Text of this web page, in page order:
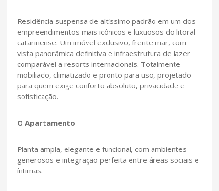
Residência suspensa de altíssimo padrão em um dos
empreendimentos mais icônicos e luxuosos do litoral
catarinense. Um imóvel exclusivo, frente mar, com
vista panorâmica definitiva e infraestrutura de lazer
comparável a resorts internacionais. Totalmente
mobiliado, climatizado e pronto para uso, projetado
para quem exige conforto absoluto, privacidade e
sofisticação.
O Apartamento
Planta ampla, elegante e funcional, com ambientes
generosos e integração perfeita entre áreas sociais e
íntimas.